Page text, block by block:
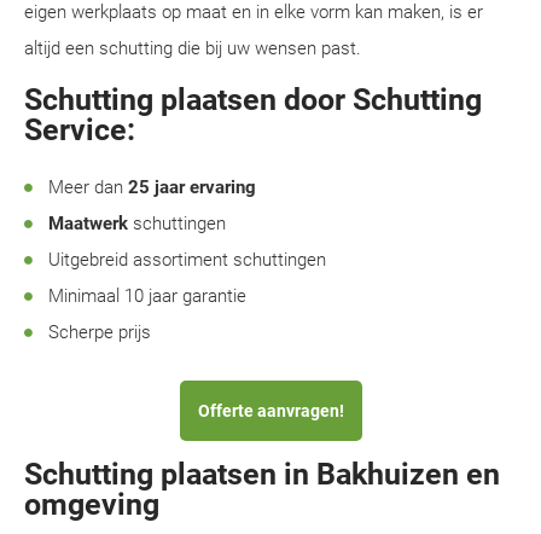
eigen werkplaats op maat en in elke vorm kan maken, is er
altijd een schutting die bij uw wensen past.
Schutting plaatsen door Schutting
Service:
Meer dan 25 jaar ervaring
Maatwerk schuttingen
Uitgebreid assortiment schuttingen
Minimaal 10 jaar garantie
Scherpe prijs
Offerte aanvragen!
Schutting plaatsen in Bakhuizen en
omgeving